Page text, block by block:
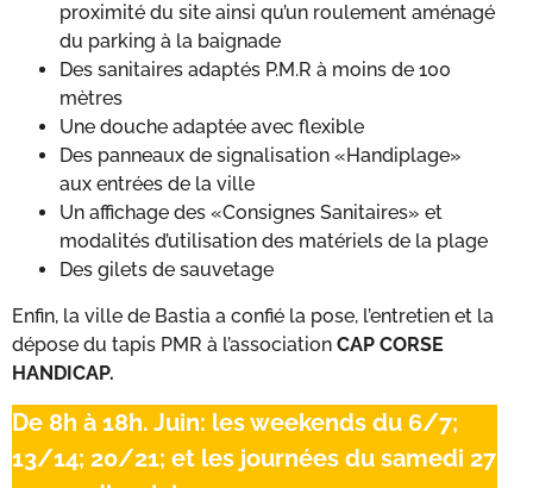
proximité du site ainsi qu’un roulement aménagé
du parking à la baignade
Des sanitaires adaptés P.M.R à moins de 100
mètres
Une douche adaptée avec flexible
Des panneaux de signalisation «Handiplage»
aux entrées de la ville
Un affichage des «Consignes Sanitaires» et
modalités d’utilisation des matériels de la plage
Des gilets de sauvetage
Enfin, la ville de Bastia a confié la pose, l’entretien et la
dépose du tapis PMR à l’association CAP CORSE
HANDICAP.
De 8h à 18h. Juin: les weekends du 6/7;
13/14; 20/21; et les journées du samedi 27